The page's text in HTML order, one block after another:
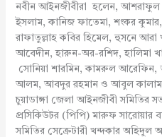
নবীন আইনজীবীরা হলেন,
ইসলাম, কানিজ ফাতেমা, শংকর
রাফাতুল্লাহ কবির হিমেল, হুসনে
আবেদীন, হারুন-অর-রশিদ, হালিমা
সোনিয়া শারমিন, কামরুল
আলম, আবদুর রহমান ও আবুল
চুয়াডাঙ্গা জেলা আইনজীবী সমিতির
প্রসিকিউটর (পিপি) মারুফ সারোয়ার
সমিতির সেক্রেটারী খন্দকার অহিদুল